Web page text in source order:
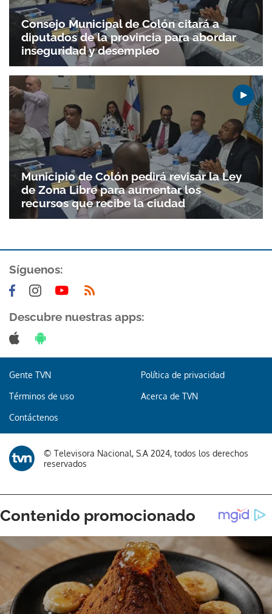
Gracias por suscribirte a nuestro boletín.
ACEPTAR
Consejo Municipal de Colón citará a
diputados de la provincia para abordar
inseguridad y desempleo
Municipio de Colón pedirá revisar la Ley
de Zona Libre para aumentar los
recursos que recibe la ciudad
Síguenos:
Descubre nuestras apps:
Gente TVN Política de privacidad
Términos de uso Acerca de TVN
Contáctenos
© Televisora Nacional, S.A 2024, todos los derechos
reservados